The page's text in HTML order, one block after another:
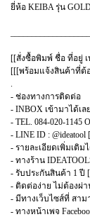
ยี่ห้อ KEIBA รุ่น
[[สั่งซื้อพิมพ์ ชื่อ ที่อยู่
[[[พร้อมแจ้งสินค้าที่ต้
.
- ช่องทางการติดต่อ
- INBOX เข้ามาได้เล
- TEL. 084-020-1145
- LINE ID : @ideatool
- รายละเอียดเพิ่มเติม
- ทางร้าน
- รับประกันสินค้า 1 ปี
- ติดต่อง่าย ไม่ต้องผ่า
- มีทางเว็บไซส์ที่ สา
- ทางหน้าเพจ